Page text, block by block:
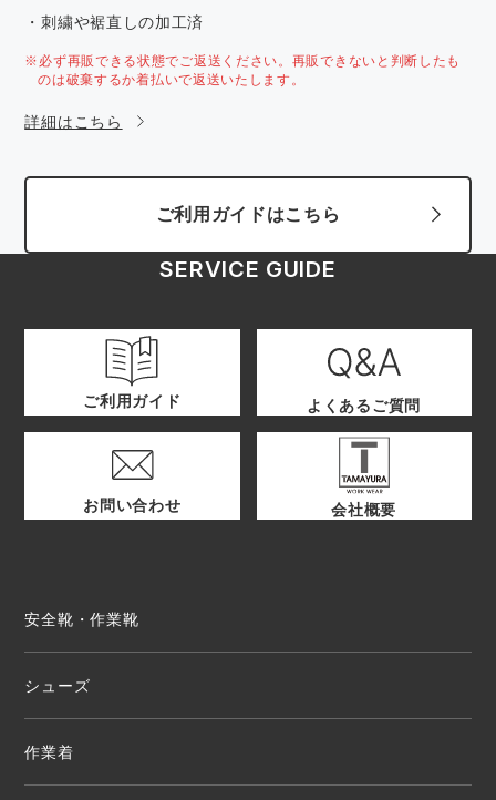
・刺繍や裾直しの加工済
※必ず再販できる状態でご返送ください。再販できないと判断したも
のは破棄するか着払いで返送いたします。
詳細はこちら
ご利用ガイドはこちら
SERVICE GUIDE
ご利用ガイド よくあるご質問
お問い合わせ 会社概要
安全靴・作業靴
シューズ
作業着